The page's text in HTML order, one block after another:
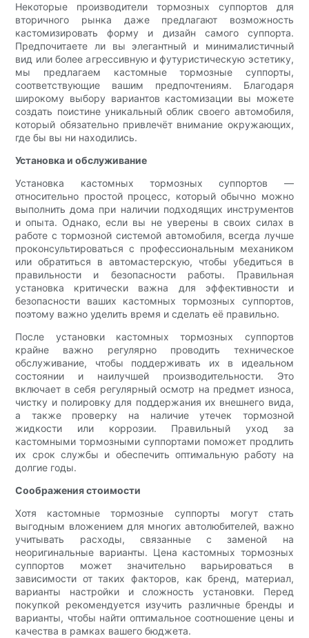
Некоторые производители тормозных суппортов для
вторичного рынка даже предлагают возможность
кастомизировать форму и дизайн самого суппорта.
Предпочитаете ли вы элегантный и минималистичный
вид или более агрессивную и футуристическую эстетику,
мы предлагаем кастомные тормозные суппорты,
соответствующие вашим предпочтениям. Благодаря
широкому выбору вариантов кастомизации вы можете
создать поистине уникальный облик своего автомобиля,
который обязательно привлечёт внимание окружающих,
где бы вы ни находились.
Установка и обслуживание
Установка кастомных тормозных суппортов —
относительно простой процесс, который обычно можно
выполнить дома при наличии подходящих инструментов
и опыта. Однако, если вы не уверены в своих силах в
работе с тормозной системой автомобиля, всегда лучше
проконсультироваться с профессиональным механиком
или обратиться в автомастерскую, чтобы убедиться в
правильности и безопасности работы. Правильная
установка критически важна для эффективности и
безопасности ваших кастомных тормозных суппортов,
поэтому важно уделить время и сделать её правильно.
После установки кастомных тормозных суппортов
крайне важно регулярно проводить техническое
обслуживание, чтобы поддерживать их в идеальном
состоянии и наилучшей производительности. Это
включает в себя регулярный осмотр на предмет износа,
чистку и полировку для поддержания их внешнего вида,
а также проверку на наличие утечек тормозной
жидкости или коррозии. Правильный уход за
кастомными тормозными суппортами поможет продлить
их срок службы и обеспечить оптимальную работу на
долгие годы.
Соображения стоимости
Хотя кастомные тормозные суппорты могут стать
выгодным вложением для многих автолюбителей, важно
учитывать расходы, связанные с заменой на
неоригинальные варианты. Цена кастомных тормозных
суппортов может значительно варьироваться в
зависимости от таких факторов, как бренд, материал,
варианты настройки и сложность установки. Перед
покупкой рекомендуется изучить различные бренды и
варианты, чтобы найти оптимальное соотношение цены и
качества в рамках вашего бюджета.